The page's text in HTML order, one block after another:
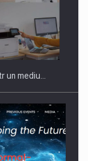
ACADEMIC
un mediu…